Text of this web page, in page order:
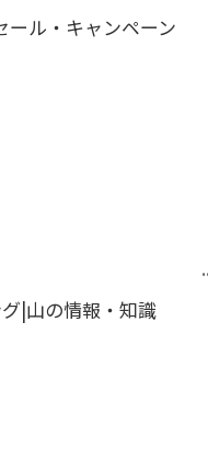
ル・キャンペーン
|山の情報・知識